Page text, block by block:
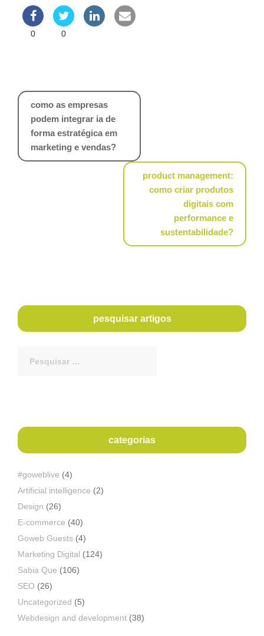
0 0
Navegação
artigos
como as empresas
podem integrar ia de
forma estratégica em
marketing e vendas?
product management:
como criar produtos
digitais com
performance e
sustentabilidade?
pesquisar artigos
por:
categorias
#goweblive (4)
Artificial intelligence (2)
Design (26)
E-commerce (40)
Goweb Guests (4)
Marketing Digital (124)
Sabia Que (106)
SEO (26)
Uncategorized (5)
Webdesign and development (38)